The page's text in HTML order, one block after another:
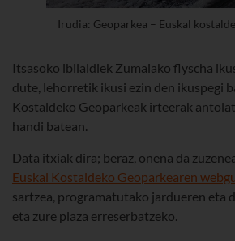
Irudia: Geoparkea – Euskal
Itsasoko ibilaldiek Zumaiako flyscha
dute, lehorretik ikusi ezin den ikuspegi
Kostaldeko Geoparkeak irteerak
handi batean.
Data itxiak dira; beraz, onena da
Euskal Kostaldeko Geoparkearen
sartzea, programatutako jardueren eta
eta zure plaza erreserbatzeko.